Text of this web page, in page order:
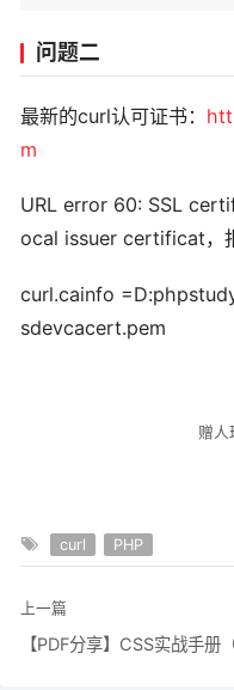
问题二
最新的curl认可证书：
m
URL error 60: SSL
ocal issuer certificat，
curl.cainfo
sdevcacert.pem
赠人
curl PHP
上一篇